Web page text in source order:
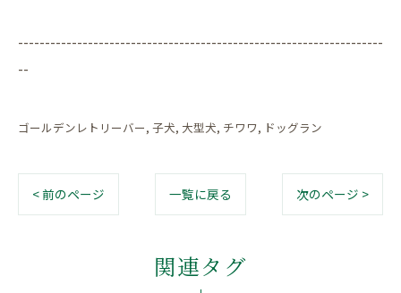
--------------------------------------------------------------------
--
ゴールデンレトリーバー 子犬 大型犬 チワワ ドッグラン
< 前のページ 一覧に戻る 次のページ >
関連タグ